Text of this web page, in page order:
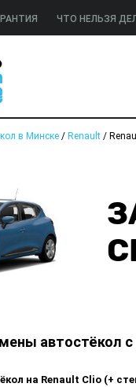
ЧТО НЕЛЬЗЯ
в Минске / Renault /
автостёкол
на Renault Clio (+